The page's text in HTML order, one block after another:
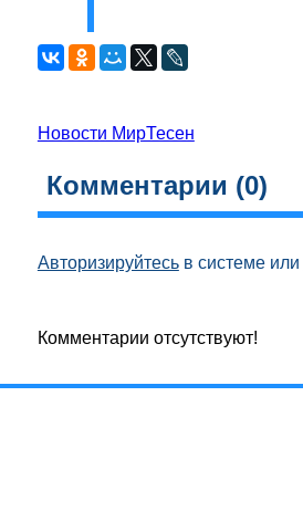
Новости МирТесен
Комментарии (0)
Авторизируйтесьв системе или
Комментарии отсутствуют!